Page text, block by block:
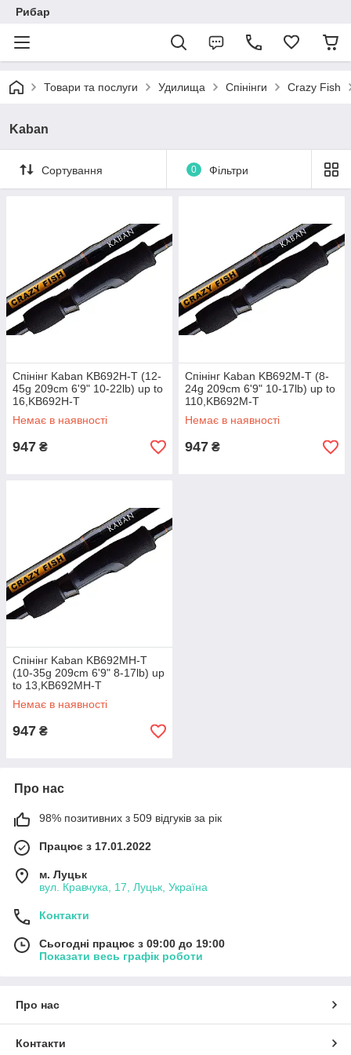
Рибар
Товари та послуги Удилища Спінінги Crazy Fish
Kaban
Сортування 0 Фільтри
Спінінг Kaban KB692H-T (12-
45g 209cm 6'9" 10-22lb) up to
16,KB692H-T
Немає в наявності
947 ₴
Спінінг Kaban KB692M-T (8-
24g 209cm 6'9" 10-17lb) up to
110,KB692M-T
Немає в наявності
947 ₴
Спінінг Kaban KB692MH-T
(10-35g 209cm 6'9" 8-17lb) up
to 13,KB692MH-T
Немає в наявності
947 ₴
Про нас
98% позитивних з 509 відгуків за рік
Працює з 17.01.2022
м. Луцьк
вул. Кравчука, 17, Луцьк, Україна
Контакти
Сьогодні працює з 09:00 до 19:00
Показати весь графік роботи
Про нас
Контакти